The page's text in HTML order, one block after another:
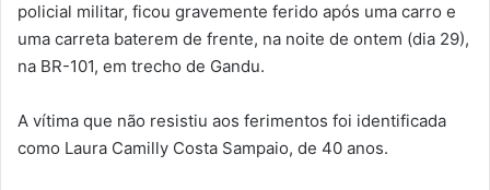
policial militar, ficou gravemente ferido após uma carro e
uma carreta baterem de frente, na noite de ontem (dia 29),
na BR-101, em trecho de Gandu.
A vítima que não resistiu aos ferimentos foi identificada
como Laura Camilly Costa Sampaio, de 40 anos.